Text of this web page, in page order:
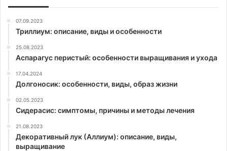
07.09.2023
Триллиум: описание, виды и особенности
25.08.2023
Аспарагус перистый: особенности выращивания и ухода
17.04.2024
Долгоносик: особенности, виды, образ жизни
02.05.2023
Сидерасис: симптомы, причины и методы лечения
21.08.2023
Декоративный лук (Аллиум): описание, виды,
выращивание